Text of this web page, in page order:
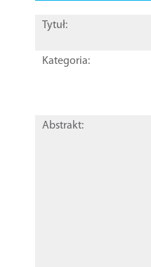
Tytuł:
Kategoria:
Abstrakt: